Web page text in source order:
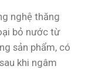
nghệ thăng
bỏ nước từ
sản phẩm, có
khi ngâm